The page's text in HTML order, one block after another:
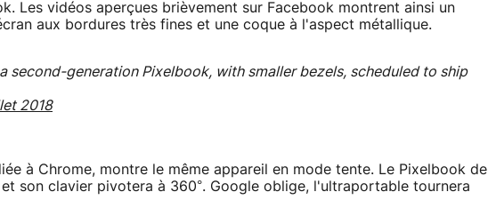
Les vidéos aperçues brièvement sur Facebook montrent ainsi un
aux bordures très fines et une coque à l'aspect métallique.
second-generation Pixelbook, with smaller bezels, scheduled to ship
2018
à Chrome, montre le même appareil en mode tente. Le Pixelbook de
son clavier pivotera à 360°. Google oblige, l'ultraportable tournera